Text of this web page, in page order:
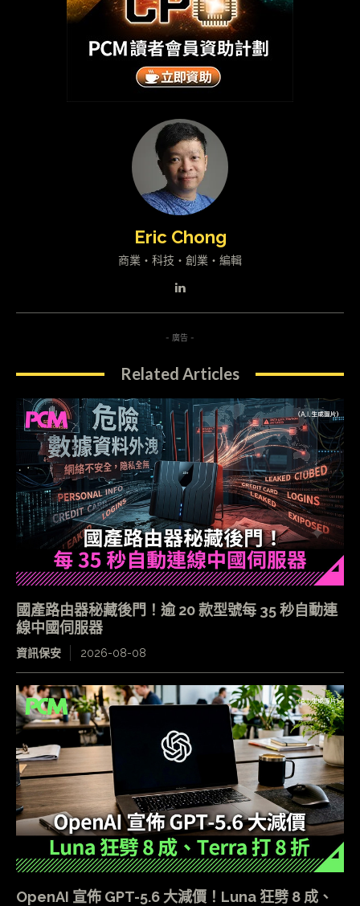
Eric Chong
商業・科技・創業・編輯
- 廣告 -
Related Articles
國產路由器秘藏後門！逾 20 款型號每 35 秒自動連
線中國伺服器
資訊保安 2026-08-08
OpenAI 宣佈 GPT-5.6 大減價！Luna 狂劈 8 成、